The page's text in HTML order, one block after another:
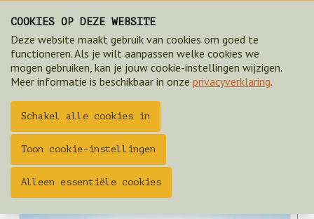
Springendal 17072019
ZOEK & BOEK 2025
COOKIES OP DEZE WEBSITE
Deze website maakt gebruik van cookies om goed te
functioneren. Als je wilt aanpassen welke cookies we
mogen gebruiken, kan je jouw cookie-instellingen wijzigen.
Meer informatie is beschikbaar in onze privacyverklaring.
Schakel alle cookies in
Toon cookie-instellingen
Alleen essentiële cookies